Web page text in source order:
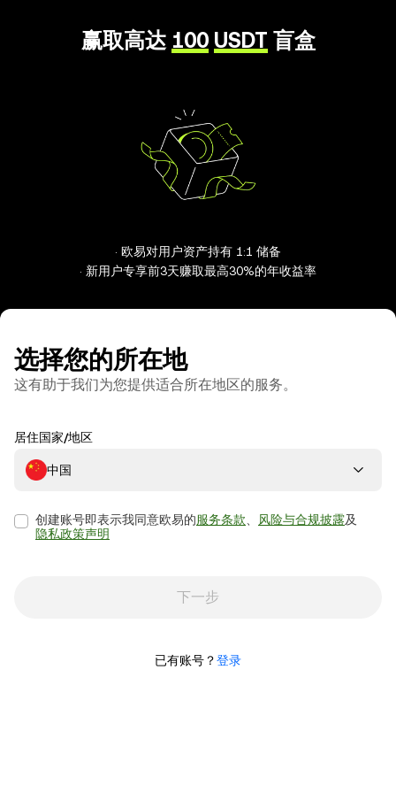
赢取高达 100 USDT 盲盒
· 欧易对用户资产持有 1:1 储备
· 新用户专享前3天赚取最高30%的年收益率
选择您的所在地
这有助于我们为您提供适合所在地区的服务。
居住国家/地区
中国
创建账号即表示我同意欧易的服务条款 风险与合规披露及
隐私政策声明
下一步
已有账号？登录